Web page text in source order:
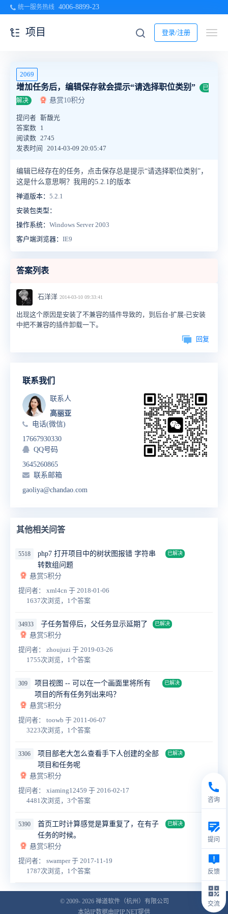
统一服务热线 4006-8899-23
登录/注册
项目
2069
增加任务后，编辑保存就会提示“请选择职位类别”
已
解决
悬赏10积分
提问者 靳馥光
答案数 1
阅读数 2745
发表时间
2014-03-09 20:05:47
编辑已经存在的任务，点击保存总是提示“请选择职位类别”，
这是什么意思啊？我用的5.2.1的版本
禅道版本： 5.2.1
安装包类型：
操作系统： Windows Server 2003
客户端浏览器： IE9
答案列表
石洋洋 2014-03-10 09:33:41
出现这个原因是安装了不兼容的插件导致的，到后台-扩展-已安装
中把不兼容的插件卸载一下。
回复
联系我们
联系人
高丽亚
电话(微信)
17667930330
QQ号码
3645260865
联系邮箱
gaoliya@chandao.com
其他相关问答
5518
php7 打开项目中的树状图报错 字符串
转数组问题
已解决
悬赏5积分
提问者： xml4cn 于 2018-01-06
1637次浏览，1个答案
34933 子任务暂停后，父任务显示延期了 已解决
悬赏5积分
提问者： zhoujuzi 于 2019-03-26
1755次浏览，1个答案
309
项目视图 -- 可以在一个画面里将所有
项目的所有任务列出来吗？
已解决
悬赏5积分
提问者： toowb 于 2011-06-07
3223次浏览，1个答案
3306
项目部老大怎么查看手下人创建的全部
项目和任务呢
已解决
悬赏5积分
提问者： xiaming12459 于 2016-02-17
4481次浏览，3个答案
5390
首页工时计算感觉是算重复了，在有子
任务的时候。
已解决
悬赏5积分
提问者： swamper于 2017-11-19
1787次浏览，1个答案
© 2009- 2026 禅道软件（杭州）有限公司
本站IP数据由IPIP.NET提供
咨询
提问
反馈
交流